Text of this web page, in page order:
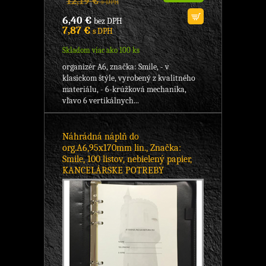
s DPH
6,40 €bez DPH
7,87 €s DPH
Skladom viac ako 100 ks
organizér A6, značka: Smile, - v
klasickom štýle, vyrobený z kvalitného
materiálu, - 6-krúžková mechanika,
vľavo 6 vertikálnych...
Náhrádná náplň do
org.A6,95x170mm lin., Značka:
Smile, 100 listov, nebielený papier,
KANCELÁRSKE POTREBY